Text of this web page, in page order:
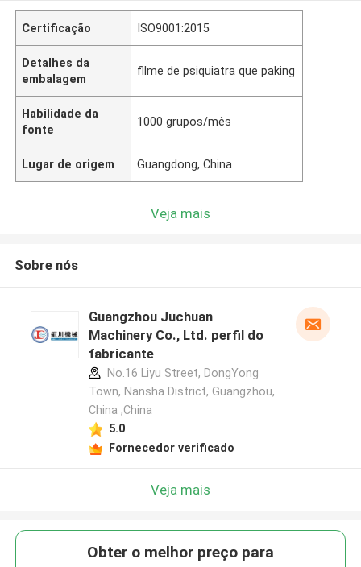
Certificação ISO9001:2015
Detalhes da
embalagem
filme de psiquiatra que paking
Habilidade da
fonte
1000 grupos/mês
Lugar de origem Guangdong, China
Veja mais
Sobre nós
Guangzhou Juchuan
Machinery Co., Ltd. perfil do
fabricante
No.16 Liyu Street, DongYong
Town, Nansha District, Guangzhou,
China ,China
5.0
Fornecedor verificado
Veja mais
Obter o melhor preço para